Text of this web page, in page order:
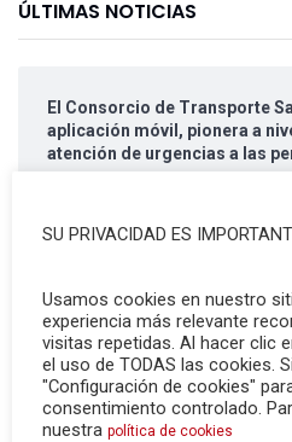
ÚLTIMAS NOTICIAS
El Consorcio de Transporte
aplicación móvil, pionera a
atención de urgencias a las
la provincia en el curso 2022-
ANCCO celebra la I Semana
SU PRIVACIDAD ES
Usamos cookies en nuestro
experiencia más relevante
visitas repetidas. Al hacer clic
el uso de TODAS las cookies.
"Configuración de cookies"
consentimiento controlado.
nuestra política de cookies